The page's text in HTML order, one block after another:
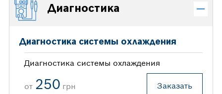
Диагностика
Диагностика системы охлаждения
Диагностика системы охлаждения
от 250 грн Заказать